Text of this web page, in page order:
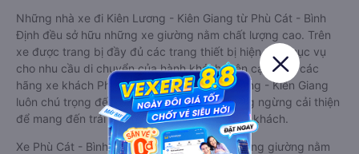
Những nhà xe đi Kiên Lương - Kiên Giang từ Phù Cát - Bình
Định đều sở hữu những xe giường nằm chất lượng cao. Trên
xe được trang bị đầy đủ các trang thiết bị hiện đại phục vụ
cho nhu cầu di chuyển của hành khách. Bên cạnh đó, các
hãng xe khách Phù Cát - Bình Định Kiên Lương - Kiên Giang
luôn chú trọng đến chất lượng dịch vụ, không ngừng cải thiện
để mang đến trải nghiệm hoàn hảo cho hành khách.
Xe Phù Cát - Bình Định Kiên Lương - Kiên Giang giường nằm